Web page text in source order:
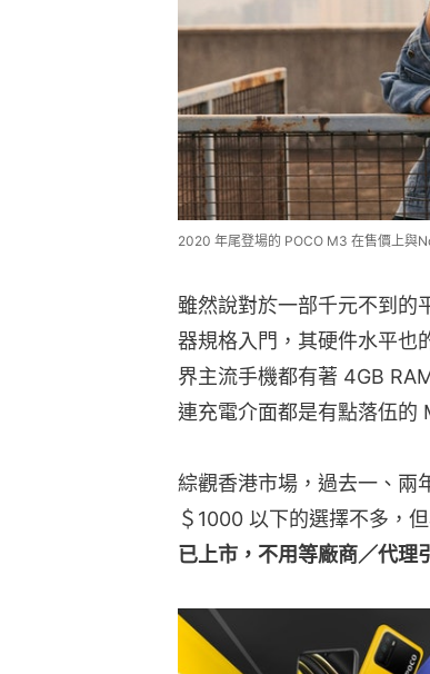
2020 年尾登場的 POCO M3 在售價上與
雖然說對於一部千元不到的
器規格入門，其硬件水平也
界主流手機都有著 4GB
連充電介面都是有點落伍的
綜觀香港市場，過去一、兩
＄1000 以下的選擇不多，
已上市，不用等廠商／代理